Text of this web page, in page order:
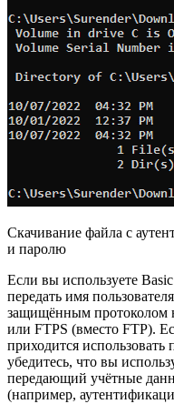
Скачивание файла с
и паролю
Если вы используете
передать имя
защищённым протоколом
или FTPS (вместо FTP).
приходится
убедитесь, что вы
передающий учётные
(например,